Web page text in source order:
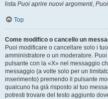
lista Puoi aprire nuovi argomenti,
Top
Come modifico o cancello un
Puoi modificare o cancellare solo i
amministratore o un moderatore.
pulsante con la «X» nel messaggio
messaggio (a volte solo per un
inserimento) premendo il pulsante
qualcuno ha già risposto al tuo
potresti trovare del testo aggiunto